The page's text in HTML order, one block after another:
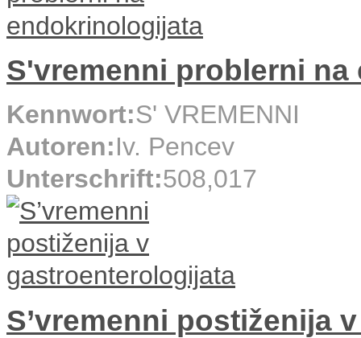
S'vremenni problerni
Kennwort:S' VREMENNI
Autoren:Iv. Pencev
Unterschrift:508,017
S’vremenni postiženija